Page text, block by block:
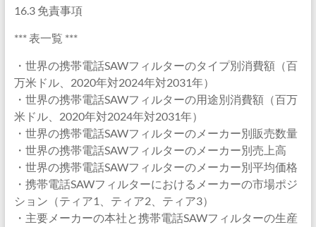
16.3 免責事項
*** 表一覧 ***
・世界の携帯電話SAWフィルターのタイプ別消費額（百
万米ドル、2020年対2024年対2031年）
・世界の携帯電話SAWフィルターの用途別消費額（百万
米ドル、2020年対2024年対2031年）
・世界の携帯電話SAWフィルターのメーカー別販売数量
・世界の携帯電話SAWフィルターのメーカー別売上高
・世界の携帯電話SAWフィルターのメーカー別平均価格
・携帯電話SAWフィルターにおけるメーカーの市場ポジ
ション（ティア1、ティア2、ティア3）
・主要メーカーの本社と携帯電話SAWフィルターの生産